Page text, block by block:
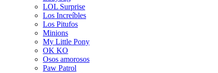
LOL Surprise
Los Increíbles
Los Pitufos
Minions
My Little Pony
OK KO
Osos amorosos
Paw Patrol